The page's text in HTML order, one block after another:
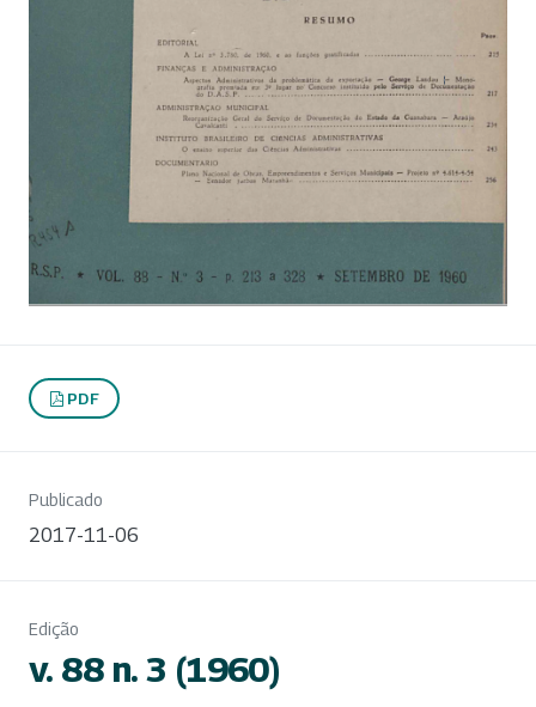
PDF
Publicado
2017-11-06
Edição
v. 88 n. 3 (1960)